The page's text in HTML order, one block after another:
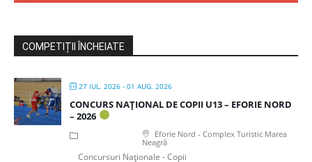
COMPETIȚII ÎNCHEIATE
27 IUL. 2026 - 01 AUG. 2026
CONCURS NAȚIONAL DE COPII U13 – EFORIE NORD
– 2026
Eforie Nord - Complex Turistic Marea
Neagră
Concursuri Naționale - Copii